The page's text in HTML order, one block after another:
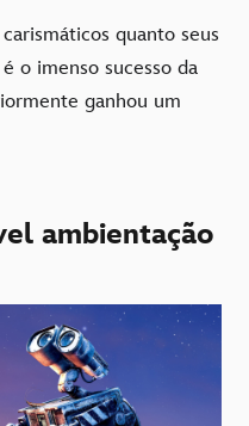
quanto seus
o imenso sucesso da
ganhou um
ambientação